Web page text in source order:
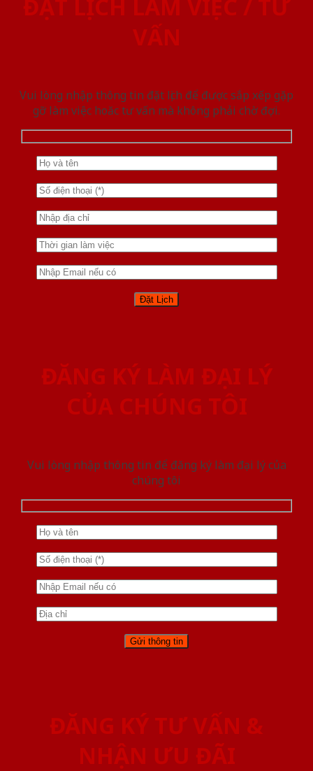
ĐẶT LỊCH LÀM VIỆC / TƯ
VẤN
Vui lòng nhập thông tin đặt lịch để được sắp xếp gặp
gỡ làm việc hoăc tư vấn mà không phải chờ đợi.
ĐĂNG KÝ LÀM ĐẠI LÝ
CỦA CHÚNG TÔI
Vui lòng nhập thông tin để đăng ký làm đại lý của
chúng tôi
ĐĂNG KÝ TƯ VẤN &
NHẬN ƯU ĐÃI